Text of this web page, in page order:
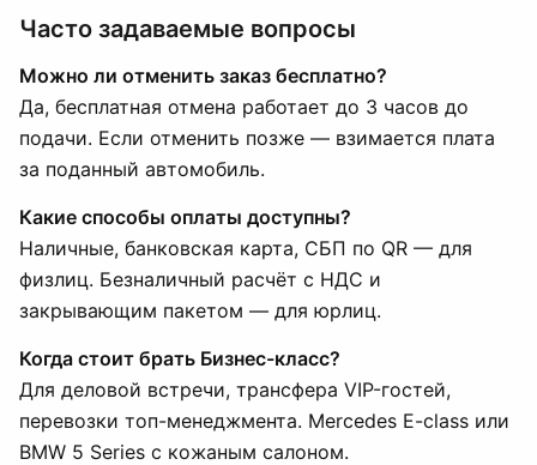
Часто задаваемые вопросы
Можно ли отменить заказ бесплатно?
Да, бесплатная отмена работает до 3 часов до
подачи. Если отменить позже — взимается плата
за поданный автомобиль.
Какие способы оплаты доступны?
Наличные, банковская карта, СБП по QR — для
физлиц. Безналичный расчёт с НДС и
закрывающим пакетом — для юрлиц.
Когда стоит брать Бизнес-класс?
Для деловой встречи, трансфера VIP-гостей,
перевозки топ-менеджмента. Mercedes E-class или
BMW 5 Series с кожаным салоном.